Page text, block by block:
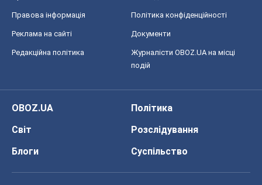
Правова інформація Політика конфіденційності
Реклама на сайті Документи
Редакційна політика
Журналісти OBOZ.UA на місці
подій
OBOZ.UA
Політика
Світ
Розслідування
Блоги
Суспільство